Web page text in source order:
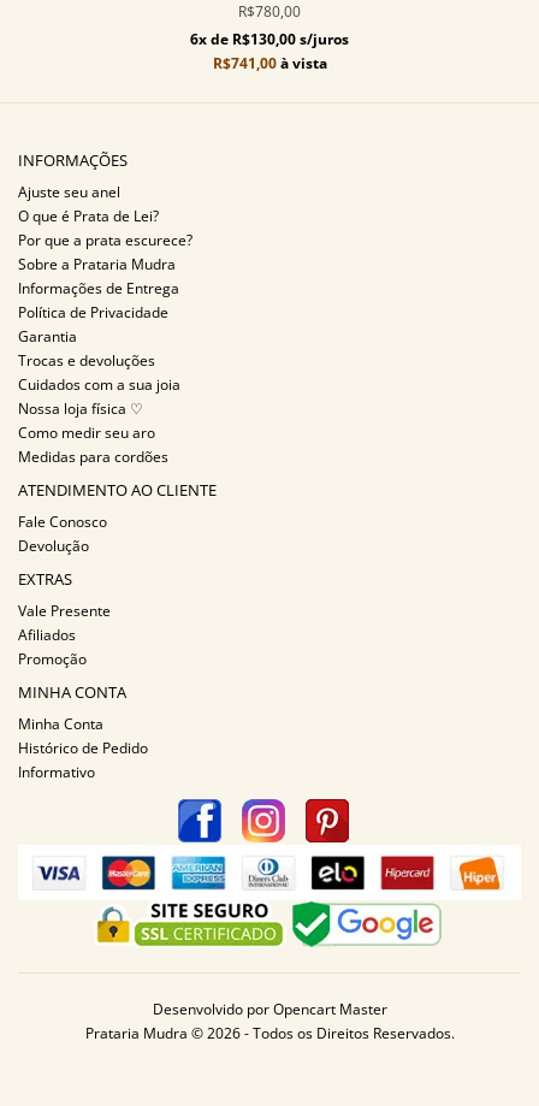
R$780,00
6x de R$130,00 s/juros
R$741,00à vista
INFORMAÇÕES
Ajuste seu anel
O que é Prata de Lei?
Por que a prata escurece?
Sobre a Prataria Mudra
Informações de Entrega
Política de Privacidade
Garantia
Trocas e devoluções
Cuidados com a sua joia
Nossa loja física ♡
Como medir seu aro
Medidas para cordões
ATENDIMENTO AO CLIENTE
Fale Conosco
Devolução
EXTRAS
Vale Presente
Afiliados
Promoção
MINHA CONTA
Minha Conta
Histórico de Pedido
Informativo
Desenvolvido porOpencart Master
Prataria Mudra © 2026 - Todos os Direitos Reservados.